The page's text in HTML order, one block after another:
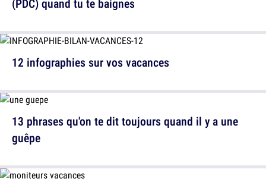
(PDC) quand tu te baignes
13 phrases qu'on te dit toujours quand il y a une
guêpe
12 infographies sur vos vacances